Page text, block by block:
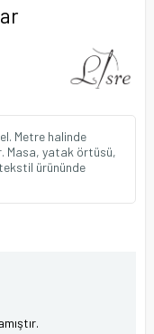
Metre halinde
Masa, yatak örtüsü,
ürününde